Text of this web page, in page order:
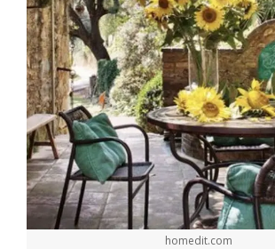
homedit.com